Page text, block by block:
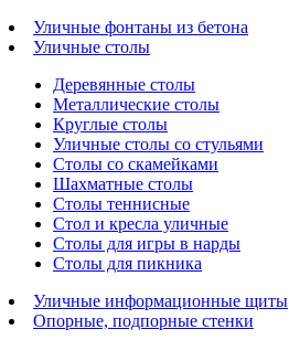
Уличные фонтаны из бетона
Уличные столы
Деревянные столы
Металлические столы
Круглые столы
Уличные столы со стульями
Столы со скамейками
Шахматные столы
Cтолы теннисные
Стол и кресла уличные
Столы для игры в нарды
Столы для пикника
Уличные информационные щиты
Опорные, подпорные стенки